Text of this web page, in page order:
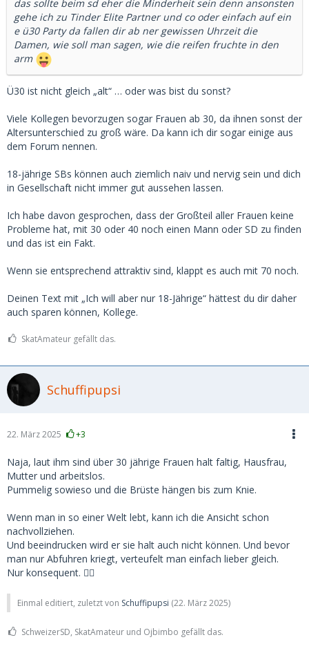
das sollte beim sd eher die Minderheit sein denn ansonsten
gehe ich zu Tinder Elite Partner und co oder einfach auf ein
e ü30 Party da fallen dir ab ner gewissen Uhrzeit die
Damen, wie soll man sagen, wie die reifen fruchte in den
arm
Ü30 ist nicht gleich „alt“ … oder was bist du sonst?
Viele Kollegen bevorzugen sogar Frauen ab 30, da ihnen sonst der
Altersunterschied zu groß wäre. Da kann ich dir sogar einige aus
dem Forum nennen.
18-jährige SBs können auch ziemlich naiv und nervig sein und dich
in Gesellschaft nicht immer gut aussehen lassen.
Ich habe davon gesprochen, dass der Großteil aller Frauen keine
Probleme hat, mit 30 oder 40 noch einen Mann oder SD zu finden
und das ist ein Fakt.
Wenn sie entsprechend attraktiv sind, klappt es auch mit 70 noch.
Deinen Text mit „Ich will aber nur 18-Jährige“ hättest du dir daher
auch sparen können, Kollege.
SkatAmateur gefällt das.
Schuffipupsi
22. März 2025 +3
Naja, laut ihm sind über 30 jährige Frauen halt faltig, Hausfrau,
Mutter und arbeitslos.
Pummelig sowieso und die Brüste hängen bis zum Knie.
Wenn man in so einer Welt lebt, kann ich die Ansicht schon
nachvollziehen.
Und beeindrucken wird er sie halt auch nicht können. Und bevor
man nur Abfuhren kriegt, verteufelt man einfach lieber gleich.
Nur konsequent. ☝🏻
Einmal editiert, zuletzt von Schuffipupsi (22. März 2025)
SchweizerSD, SkatAmateur und Ojbimbo gefällt das.